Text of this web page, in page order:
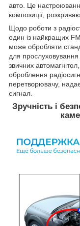
авто. Це
композиції,
Щодо роботи з
один із найкращих
може обробляти
для прослуховування
звичних
оброблення
перетворювачу,
сигнал.
Зручність і